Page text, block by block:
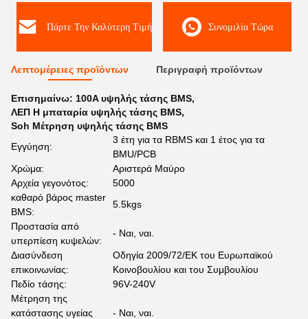
Πάρτε Την Καλύτερη Τιμή Συνομιλία Τώρα
Λεπτομέρειες προϊόντων Περιγραφή προϊόντων
Επισημαίνω: 100A υψηλής τάσης BMS,
ΛΕΠ Η μπαταρία υψηλής τάσης BMS,
Soh Μέτρηση υψηλής τάσης BMS
Εγγύηση:
3 έτη για τα RBMS και 1 έτος για τα
BMU/PCB
Χρώμα:
Αριστερά Μαύρο
Αρχεία γεγονότος:
5000
καθαρό βάρος master
BMS:
5.5kgs
Προστασία από
υπερπίεση κυψελών:
- Ναι, ναι.
Διασύνδεση
επικοινωνίας:
Οδηγία 2009/72/ΕΚ του Ευρωπαϊκού
Κοινοβουλίου και του Συμβουλίου
Πεδίο τάσης:
96V-240V
Μέτρηση της
κατάστασης υγείας
- Ναι, ναι.